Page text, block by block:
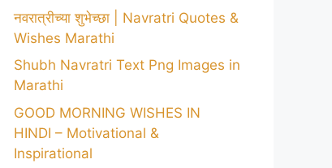
नवरात्रीच्या शुभेच्छा | Navratri Quotes &
Wishes Marathi
Shubh Navratri Text Png Images in
Marathi
GOOD MORNING WISHES IN
HINDI – Motivational &
Inspirational